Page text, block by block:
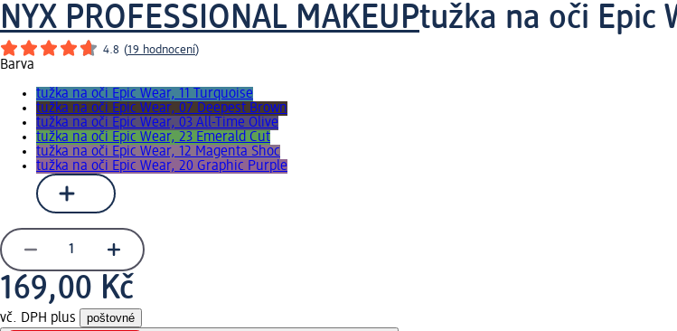
NYX PROFESSIONAL MAKEUPtužka na oči Epic
4.8 (19 hodnocení)
Barva
tužka na oči Epic Wear, 11 Turquoise
tužka na oči Epic Wear, 07 Deepest Brown
tužka na oči Epic Wear, 03 All-Time Olive
tužka na oči Epic Wear, 23 Emerald Cut
tužka na oči Epic Wear, 12 Magenta Shoc
tužka na oči Epic Wear, 20 Graphic Purple
169,00 Kč
vč. DPH plus poštovné